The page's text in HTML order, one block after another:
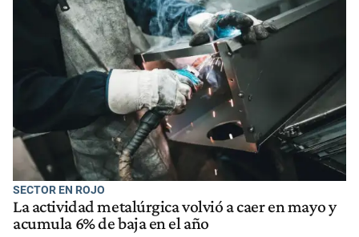
SECTOR EN ROJO
La actividad metalúrgica volvió a caer en mayo y
acumula 6% de baja en el año